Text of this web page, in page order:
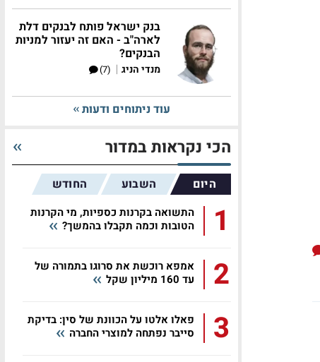
בנק ישראל פותח לבנקים דלת
לארה"ב - האם זה יעזור למניות
הבנקים?
מנדי הניג |
(7)
עוד ניתוחים ודעות
הכי נקראות במדור
היום השבוע החודש
1
התשואה בקרנות כספיות, מי הקרנות
הטובות וכמה תקבלו בהמשך?
2
אמפא רוכשת את סרוגו בתמורה של
עד 160 מיליון שקל
3
פאלו אלטו על הכוונת של סין: בדיקת
סייבר נפתחה למוצרי החברה